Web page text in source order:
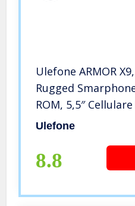
Ulefone ARMOR
Rugged
ROM, 5,5″
Dual SIM, Tripla
Sblocco Facciale,
Ulefone
8.8